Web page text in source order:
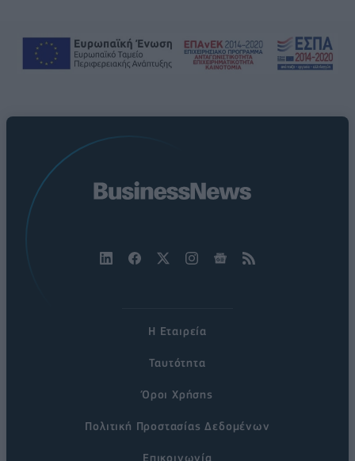
Η Εταιρεία
Ταυτότητα
Όροι Χρήσης
Πολιτική Προστασίας Δεδομένων
Επικοινωνία